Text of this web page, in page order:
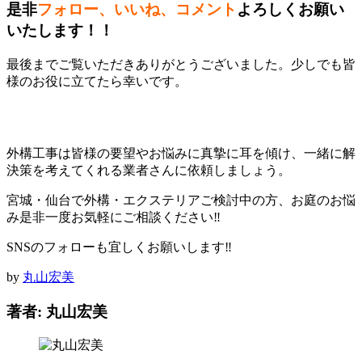
是非フォロー、いいね、コメント よろしくお願い
いたします！！
最後までご覧いただきありがとうございました。少しでも皆
様のお役に立てたら幸いです。
外構工事は皆様の要望やお悩みに真摯に耳を傾け、一緒に解
決策を考えてくれる業者さんに依頼しましょう。
宮城・仙台で外構・エクステリアご検討中の方、お庭のお悩
み是非一度お気軽にご相談ください‼
SNSのフォローも宜しくお願いします‼
by 丸山宏美
著者: 丸山宏美